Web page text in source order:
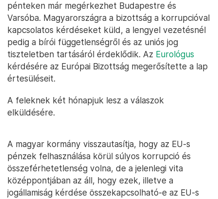
pénteken már megérkezhet Budapestre és
Varsóba. Magyarországra a bizottság a korrupcióval
kapcsolatos kérdéseket küld, a lengyel vezetésnél
pedig a bírói függetlenségről és az uniós jog
tiszteletben tartásáról érdeklődik. Az Eurológus
kérdésére az Európai Bizottság megerősítette a lap
értesüléseit.
A feleknek két hónapjuk lesz a válaszok
elküldésére.
A magyar kormány visszautasítja, hogy az EU-s
pénzek felhasználása körül súlyos korrupció és
összeférhetetlenség volna, de a jelenlegi vita
középpontjában az áll, hogy ezek, illetve a
jogállamiság kérdése összekapcsolható-e az EU-s